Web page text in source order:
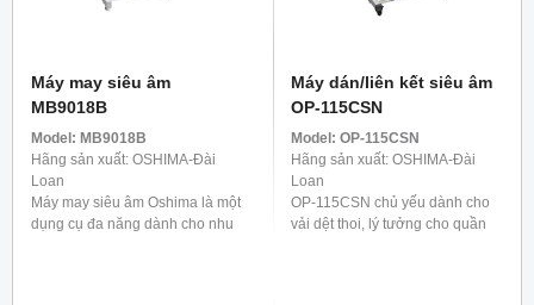
Máy may siêu âm
MB9018B
Model: MB9018B
Hãng sản xuất: OSHIMA-Đài
Loan
Máy may siêu âm Oshima là một
dụng cụ đa năng dành cho nhu
Máy dán/liên kết siêu âm
OP-115CSN
Model: OP-115CSN
Hãng sản xuất: OSHIMA-Đài
Loan
OP-115CSN chủ yếu dành cho
vải dệt thoi, lý tưởng cho quần